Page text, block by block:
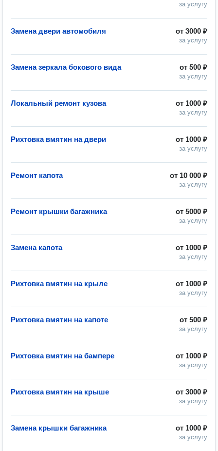
за услугу
от 3000 ₽
за услугу
Замена двери автомобиля
от 500 ₽
за услугу
Замена зеркала бокового вида
от 1000 ₽
за услугу
Локальный ремонт кузова
от 1000 ₽
за услугу
Рихтовка вмятин на двери
от 10 000 ₽
за услугу
Ремонт капота
от 5000 ₽
за услугу
Ремонт крышки багажника
от 1000 ₽
за услугу
Замена капота
от 1000 ₽
за услугу
Рихтовка вмятин на крыле
от 500 ₽
за услугу
Рихтовка вмятин на капоте
от 1000 ₽
за услугу
Рихтовка вмятин на бампере
от 3000 ₽
за услугу
Рихтовка вмятин на крыше
от 1000 ₽
за услугу
Замена крышки багажника